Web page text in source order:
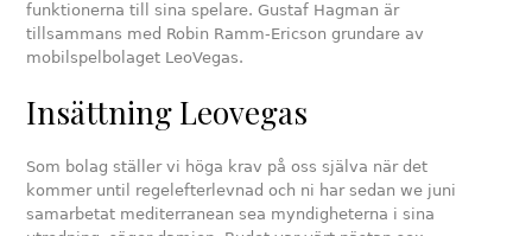
funktionerna till sina spelare. Gustaf Hagman är
tillsammans med Robin Ramm-Ericson grundare av
mobilspelbolaget LeoVegas.
Insättning Leovegas
Som bolag ställer vi höga krav på oss själva när det
kommer until regelefterlevnad och ni har sedan we juni
samarbetat mediterranean sea myndigheterna i sina